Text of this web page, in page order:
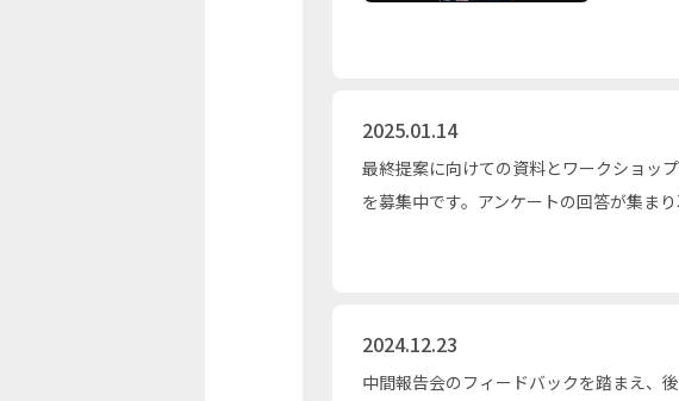
2025.01.14
最終提案に向けての資料とワークショッ
を募集中です。アンケートの回答が集ま
2024.12.23
中間報告会のフィードバックを踏まえ、